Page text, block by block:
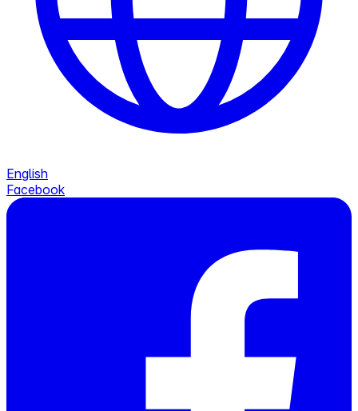
English
Facebook